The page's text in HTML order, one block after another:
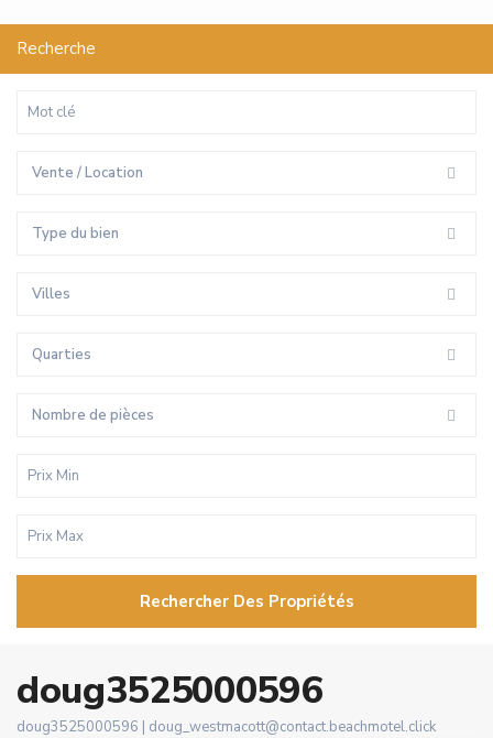
Recherche
Vente / Location
Type du bien
Villes
Quarties
Nombre de pièces
Rechercher Des Propriétés
doug3525000596
doug3525000596 | doug_westmacott@contact.beachmotel.click